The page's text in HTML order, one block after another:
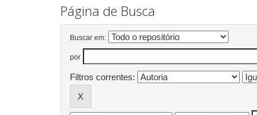
Página de Busca
Buscar em:
por
Filtros correntes: